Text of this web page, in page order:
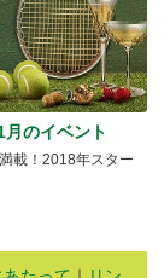
月のイベント
載！2018年スター